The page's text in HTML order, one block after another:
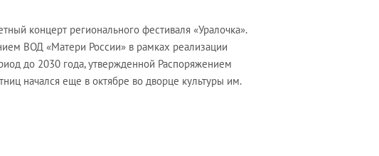
концерт регионального фестиваля «Уралочка».
ВОД «Матери России» в рамках реализации
до 2030 года, утвержденной Распоряжением
начался еще в октябре во дворце культуры им.